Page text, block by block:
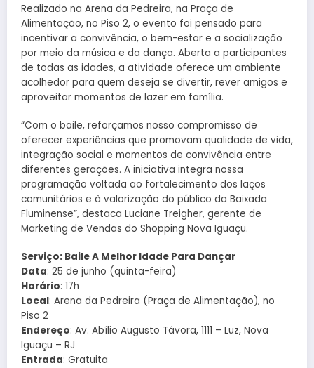
Realizado na Arena da Pedreira, na Praça de
Alimentação, no Piso 2, o evento foi pensado para
incentivar a convivência, o bem-estar e a socialização
por meio da música e da dança. Aberta a participantes
de todas as idades, a atividade oferece um ambiente
acolhedor para quem deseja se divertir, rever amigos e
aproveitar momentos de lazer em família.
“Com o baile, reforçamos nosso compromisso de
oferecer experiências que promovam qualidade de vida,
integração social e momentos de convivência entre
diferentes gerações. A iniciativa integra nossa
programação voltada ao fortalecimento dos laços
comunitários e à valorização do público da Baixada
Fluminense”, destaca Luciane Treigher, gerente de
Marketing de Vendas do Shopping Nova Iguaçu.
Serviço: Baile A Melhor Idade Para Dançar
Data: 25 de junho (quinta-feira)
Horário: 17h
Local: Arena da Pedreira (Praça de Alimentação), no
Piso 2
Endereço: Av. Abílio Augusto Távora, 1111 – Luz, Nova
Iguaçu – RJ
Entrada: Gratuita